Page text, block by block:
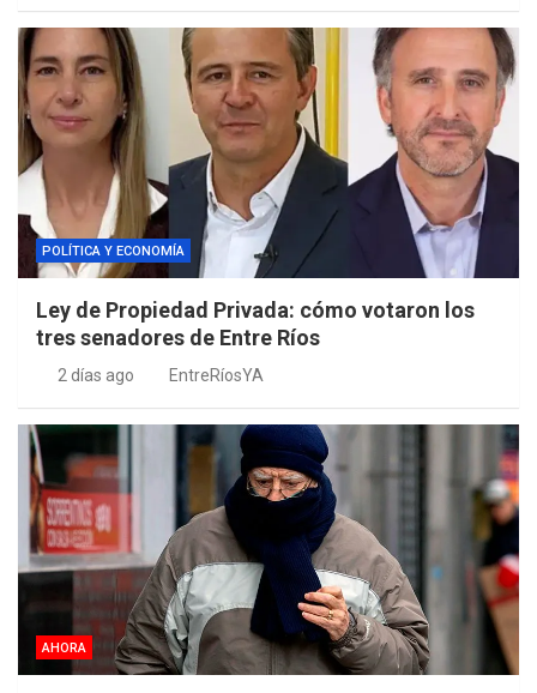
POLÍTICA Y ECONOMÍA
Ley de Propiedad Privada: cómo votaron los
tres senadores de Entre Ríos
2 días ago EntreRíosYA
AHORA